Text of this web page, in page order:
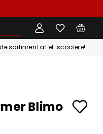
Søg
sortiment af el-scootere!
Blimo